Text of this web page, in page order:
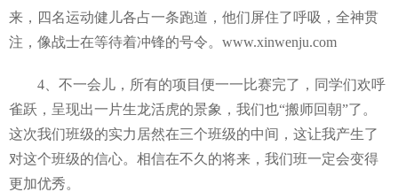
来，四名运动健儿各占一条跑道，他们屏住了呼吸，全神贯
注，像战士在等待着冲锋的号令。www.xinwenju.com
4、不一会儿，所有的项目便一一比赛完了，同学们欢呼
雀跃，呈现出一片生龙活虎的景象，我们也“搬师回朝”了。
这次我们班级的实力居然在三个班级的中间，这让我产生了
对这个班级的信心。相信在不久的将来，我们班一定会变得
更加优秀。